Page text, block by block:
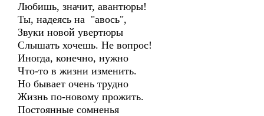
Любишь, значит, авантюры!
Ты, надеясь на "авось",
Звуки новой увертюры
Слышать хочешь. Не вопрос!
Иногда, конечно, нужно
Что-то в жизни изменить.
Но бывает очень трудно
Жизнь по-новому прожить.
Постоянные сомненья